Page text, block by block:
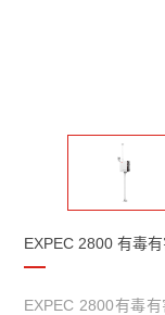
EXPEC 2800 有毒
EXPEC 2800有毒